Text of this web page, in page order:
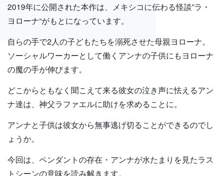
2019年に公開された本作は、メキシコに伝わる怪談”ラ・
ヨローナ“がもとになっています。
自らの手で2人の子どもたちを溺死させた母親ヨローナ。
ソーシャルワーカーとして働くアンナの子供にもヨローナ
の魔の手が伸びます。
どこからともなく聞こえて来る彼女の泣き声に怯えるアン
ナ達は、神父ラファエルに助けを求めることに。
アンナと子供は彼女から無事逃げ切ることができるのでし
ょうか。
今回は、ペンダントの存在・アンナが水たまりを見たラス
トシーンの意味を読み解きます。